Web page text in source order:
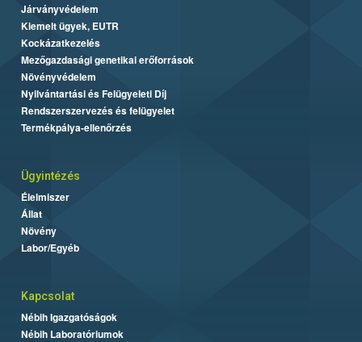
Járványvédelem
Kiemelt ügyek, EUTR
Kockázatkezelés
Mezőgazdasági genetikai erőforrások
Növényvédelem
Nyilvántartási és Felügyeleti Díj
Rendszerszervezés és felügyelet
Termékpálya-ellenőrzés
Ügyintézés
Élelmiszer
Állat
Növény
Labor/Egyéb
Kapcsolat
Nébih Igazgatóságok
Nébih Laboratóriumok